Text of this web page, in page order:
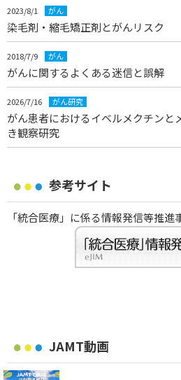
2023/8/1 がん
染毛剤・縮毛矯正剤とがんリスク
2018/7/9 がん
がんに関するよくある迷信と誤解
2026/7/16 がん研究
がん患者におけるイベルメクチンと
き観察研究
参考サイト
「統合医療」に係る情報発信等推進
JAMT動画